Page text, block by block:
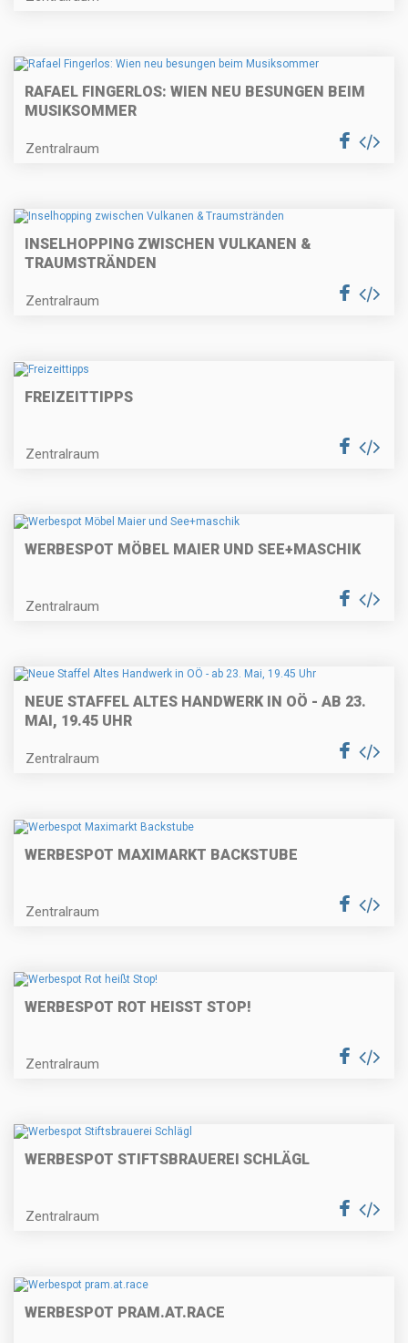
RAFAEL FINGERLOS: WIEN NEU BESUNGEN BEIM
MUSIKSOMMER
Zentralraum
INSELHOPPING ZWISCHEN VULKANEN &
TRAUMSTRÄNDEN
Zentralraum
FREIZEITTIPPS
Zentralraum
WERBESPOT MÖBEL MAIER UND SEE+MASCHIK
Zentralraum
NEUE STAFFEL ALTES HANDWERK IN OÖ - AB 23.
MAI, 19.45 UHR
Zentralraum
WERBESPOT MAXIMARKT BACKSTUBE
Zentralraum
WERBESPOT ROT HEISST STOP!
Zentralraum
WERBESPOT STIFTSBRAUEREI SCHLÄGL
Zentralraum
WERBESPOT PRAM.AT.RACE